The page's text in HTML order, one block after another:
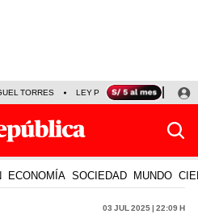
TORRES LEY PULPÍN PRECIO DEL
ECONOMÍA SOCIEDAD MUNDO
03 Jul 2025 | 22:09 h